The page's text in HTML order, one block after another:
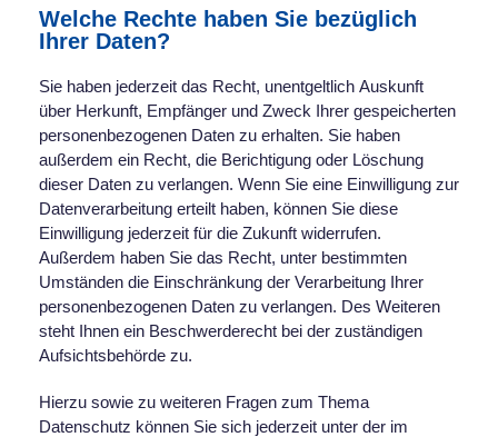
Welche Rechte haben Sie bezüglich
Ihrer Daten?
Sie haben jederzeit das Recht, unentgeltlich Auskunft
über Herkunft, Empfänger und Zweck Ihrer gespeicherten
personenbezogenen Daten zu erhalten. Sie haben
außerdem ein Recht, die Berichtigung oder Löschung
dieser Daten zu verlangen. Wenn Sie eine Einwilligung zur
Datenverarbeitung erteilt haben, können Sie diese
Einwilligung jederzeit für die Zukunft widerrufen.
Außerdem haben Sie das Recht, unter bestimmten
Umständen die Einschränkung der Verarbeitung Ihrer
personenbezogenen Daten zu verlangen. Des Weiteren
steht Ihnen ein Beschwerderecht bei der zuständigen
Aufsichtsbehörde zu.
Hierzu sowie zu weiteren Fragen zum Thema
Datenschutz können Sie sich jederzeit unter der im